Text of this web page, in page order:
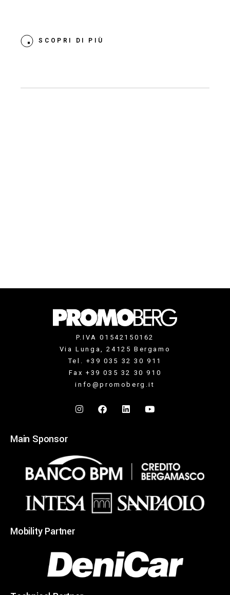
SCOPRI DI PIÙ
P.IVA 01542150162
Via Lunga, 24125 Bergamo
Tel. +39 035 32 30 911
Fax +39 035 32 30 910
info@promoberg.it
Main Sponsor
Mobility Partner